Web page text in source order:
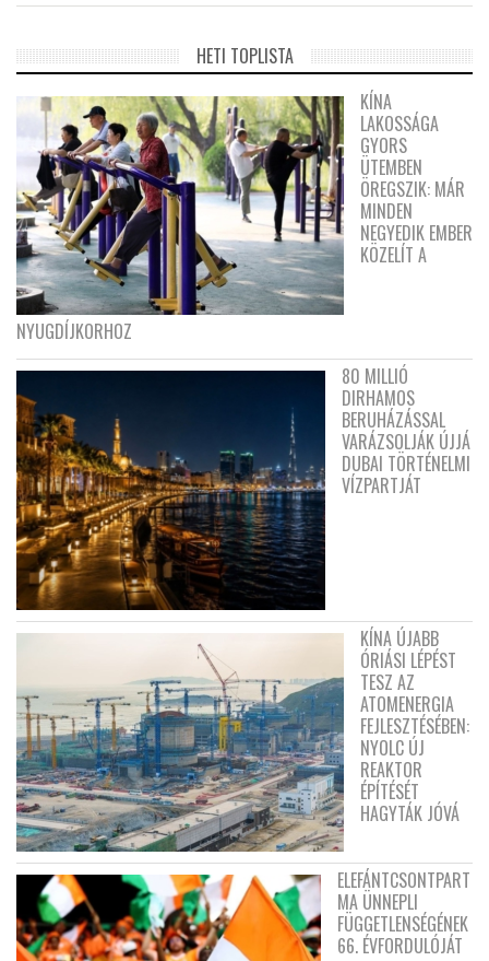
HETI TOPLISTA
KÍNA
LAKOSSÁGA
GYORS
ÜTEMBEN
ÖREGSZIK: MÁR
MINDEN
NEGYEDIK EMBER
KÖZELÍT A
NYUGDÍJKORHOZ
80 MILLIÓ
DIRHAMOS
BERUHÁZÁSSAL
VARÁZSOLJÁK ÚJJÁ
DUBAI TÖRTÉNELMI
VÍZPARTJÁT
KÍNA ÚJABB
ÓRIÁSI LÉPÉST
TESZ AZ
ATOMENERGIA
FEJLESZTÉSÉBEN:
NYOLC ÚJ
REAKTOR
ÉPÍTÉSÉT
HAGYTÁK JÓVÁ
ELEFÁNTCSONTPART
MA ÜNNEPLI
FÜGGETLENSÉGÉNEK
66. ÉVFORDULÓJÁT